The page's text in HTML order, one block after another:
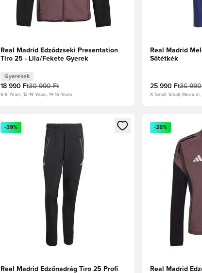
Real Madrid Edződzseki Presentation
Tiro 25 - Lila/Fekete Gyerek
Gyerekek
18 990 Ft30 990 Ft
6-8 Years, 12-14 Years, 14-16 Years
Real Madrid
Sötétkék
25 990 Ft36
X-Small, Small, Medium,
tagként való regisztrációhoz
Megnyit egy modált a bejelentkezéshez vagy a tagként való
-39%
Real Madrid Edzőnadrág Tiro 25 Profi
Megnyit egy
-28%
Real Madrid